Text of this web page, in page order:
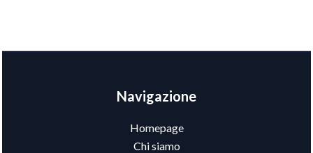
Navigazione
Homepage
Chi siamo